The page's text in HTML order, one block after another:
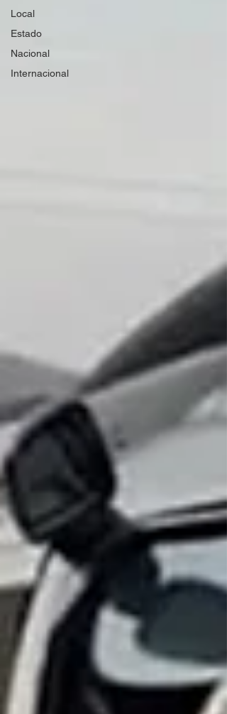
Local
Estado
Nacional
Internacional